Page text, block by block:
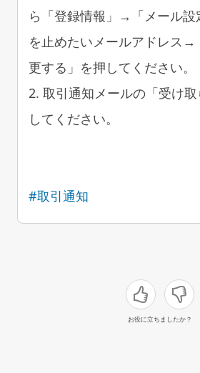
ら「登録情報」→「メール
を止めたいメールアドレス→
更する」を押してください。
2. 取引通知メールの「受け
してください。
#取引通知
お役に立ちましたか？